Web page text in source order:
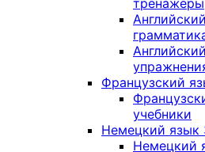
тренажёры
Французский
учебники
Немецкий язык
Немецкий